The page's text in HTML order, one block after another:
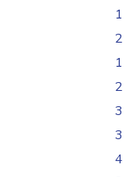
1
2
1
2
3
3
4